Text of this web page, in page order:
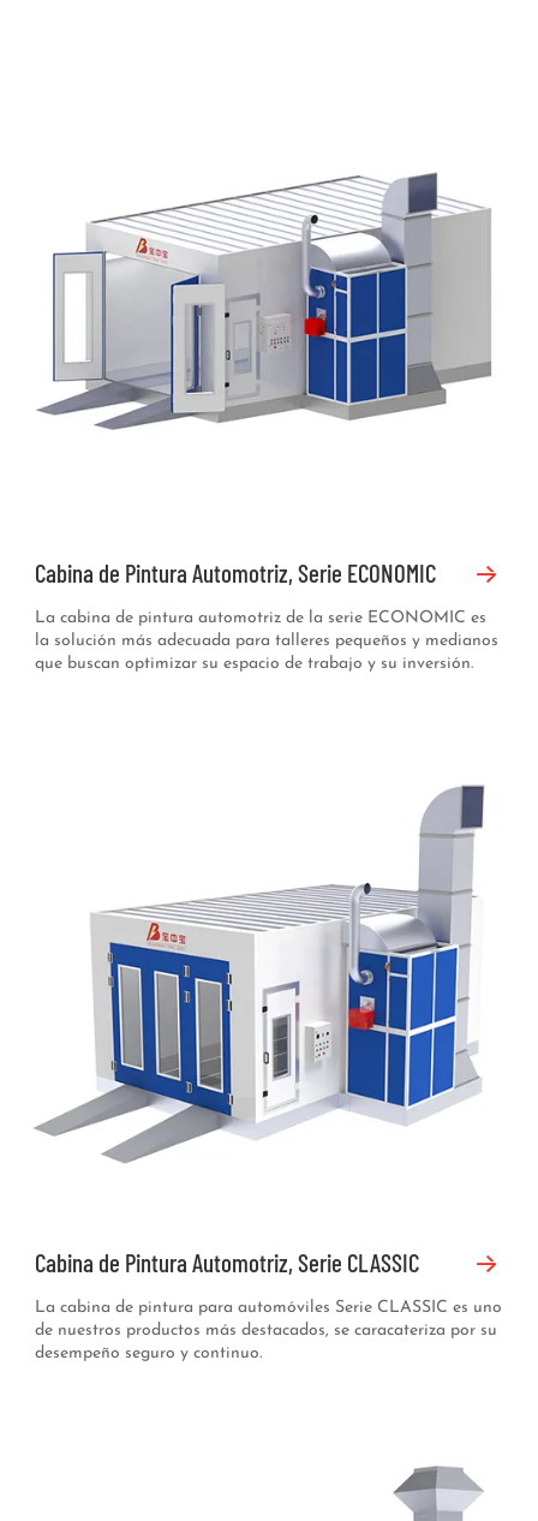
Cabina de Pintura Automotriz, Serie ECONOMIC
La cabina de pintura automotriz de la serie ECONOMIC es
la solución más adecuada para talleres pequeños y medianos
que buscan optimizar su espacio de trabajo y su inversión.
Cabina de Pintura Automotriz, Serie CLASSIC
La cabina de pintura para automóviles Serie CLASSIC es uno
de nuestros productos más destacados, se caracateriza por su
desempeño seguro y continuo.